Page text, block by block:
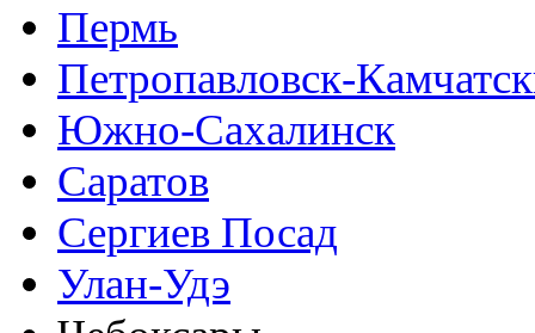
Пермь
Петропавловск-
Южно-Сахалинск
Саратов
Сергиев Посад
Улан-Удэ